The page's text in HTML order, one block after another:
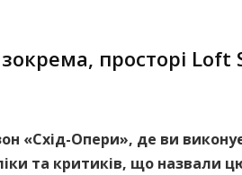
просторі Loft
«Схід-Опери», де ви
та критиків, що назвали